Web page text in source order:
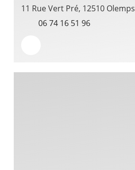
11 Rue Vert Pré, 12510 Olemps
06 74 16 51 96